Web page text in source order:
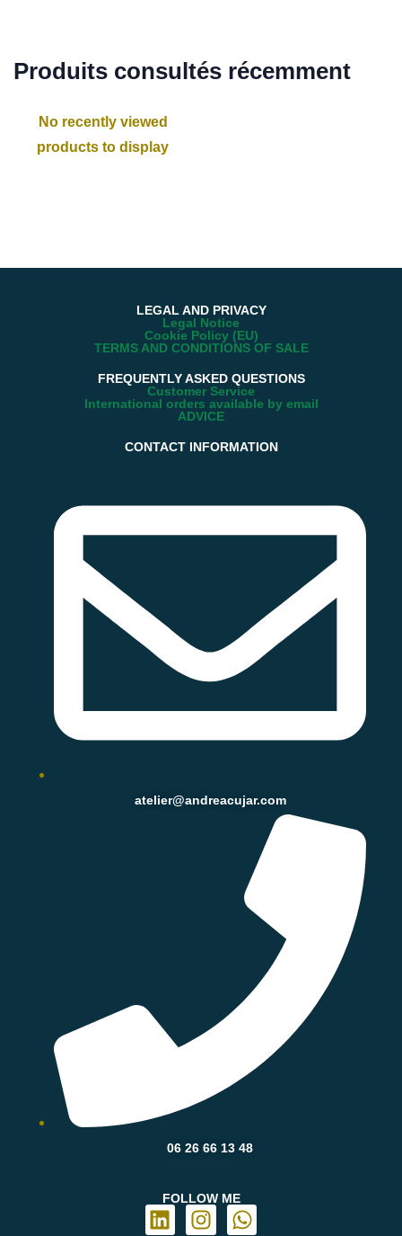
Produits consultés récemment
No recently viewed
products to display
LEGAL AND PRIVACY
Legal Notice
Cookie Policy (EU)
TERMS AND CONDITIONS OF SALE
FREQUENTLY ASKED QUESTIONS
Customer Service
International orders available by email
ADVICE
CONTACT INFORMATION
atelier@andreacujar.com
06 26 66 13 48
FOLLOW ME